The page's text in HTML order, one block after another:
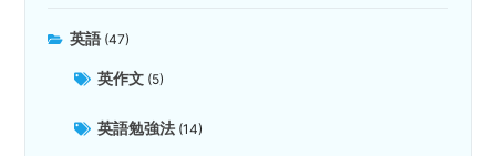
英語 (47)
英作文 (5)
英語勉強法 (14)